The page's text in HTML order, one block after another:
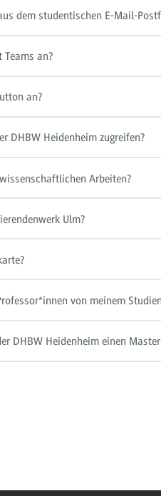
dem studentischen E-Mail-
an?
an?
DHBW Heidenheim zugreifen?
Arbeiten?
Ulm?
von meinem
DHBW Heidenheim einen